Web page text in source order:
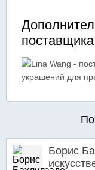
поставщика
Борис